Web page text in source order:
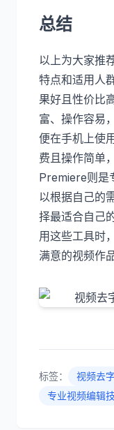
总结
以上为大家推
特点和适用人
果好且性价比
富、操作容易
便在手机上使
费且操作简单
Premiere则是
以根据自己的
择最适合自己
用这些工具时
满意的视频作品
标签： 视频去
专业视频编辑